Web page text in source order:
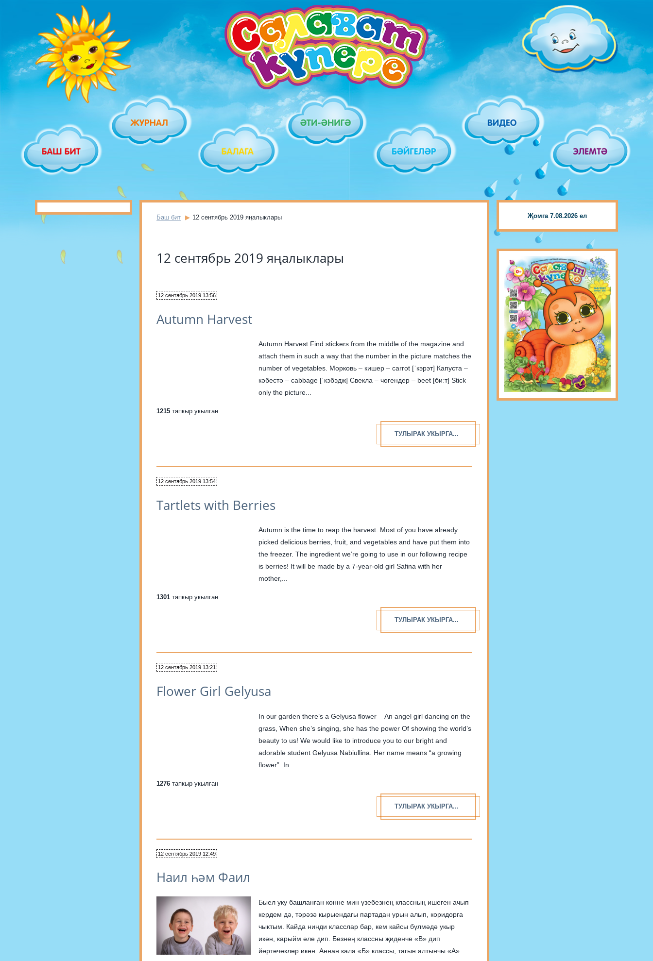
Баш бит 12 сентябрь 2019 яңалыклары
12 сентябрь 2019 яңалыклары
12 сентябрь 2019 13:56
Autumn Harvest
Autumn Harvest Find stickers from the middle of the magazine and
attach them in such a way that the number in the picture matches the
number of vegetables. Морковь – кишер – carrot [ˈкэрэт] Капуста –
кәбестә – cabbage [ˈкэбэдж] Свекла – чөгендер – beet [биːт] Stick
only the picture...
1215 тапкыр укылган
ТУЛЫРАК УКЫРГА...
12 сентябрь 2019 13:54
Tartlets with Berries
Autumn is the time to reap the harvest. Most of you have already
picked delicious berries, fruit, and vegetables and have put them into
the freezer. The ingredient we’re going to use in our following recipe
is berries! It will be made by a 7-year-old girl Safina with her
mother,...
1301 тапкыр укылган
ТУЛЫРАК УКЫРГА...
12 сентябрь 2019 13:21
Flower Girl Gelyusa
In our garden there’s a Gelyusa flower – An angel girl dancing on the
grass, When she’s singing, she has the power Of showing the world’s
beauty to us! We would like to introduce you to our bright and
adorable student Gelyusa Nabiullina. Her name means “a growing
flower”. In...
1276 тапкыр укылган
ТУЛЫРАК УКЫРГА...
12 сентябрь 2019 12:49
Наил һәм Фаил
Быел уку башланган көнне мин үзебезнең классның ишеген ачып
кердем дә, тәрәзә кырыендагы партадан урын алып, коридорга
чыктым. Кайда нинди класслар бар, кем кайсы бүлмәдә укыр
икән, карыйм әле дип. Безнең классны җиденче «В» дип
йөртәчәкләр икән. Аннан кала «Б» классы, тагын алтынчы «А»
Җомга 7.08.2026 ел